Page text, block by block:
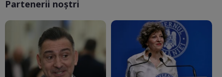
Partenerii noștri